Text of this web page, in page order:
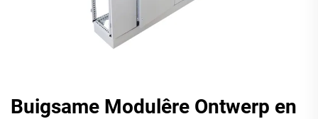
Buigsame Modulêre Ontwerp en